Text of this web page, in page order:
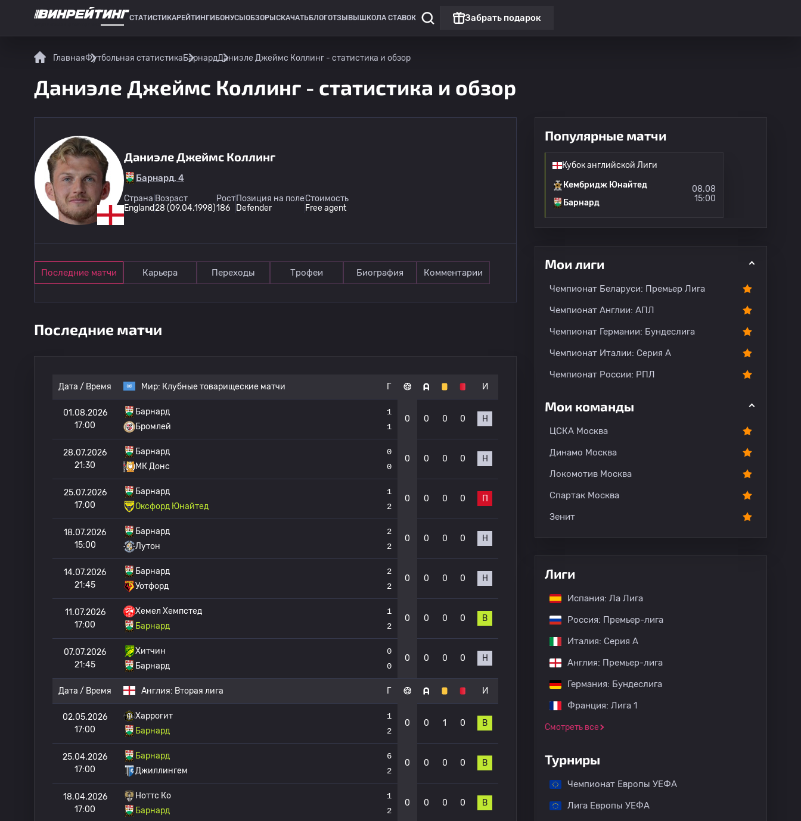
СТАТИСТИКАРЕЙТИНГИ БОНУСЫ ОБЗОРЫ СКАЧАТЬ БЛОГОТЗЫВЫ ШКОЛА СТАВОК Забрать подарок
ГлавнаяФутбольная статистикаБарнардДаниэле Джеймс Коллинг - статистика и обзор
Даниэле Джеймс Коллинг - статистика и обзор
Даниэле Джеймс Коллинг
Барнард, 4
Страна
England
Возраст
28 (09.04.1998)
Рост
186
Позиция на поле
Defender
Стоимость
Free agent
Последние матчи Карьера Переходы Трофеи Биография Комментарии
Последние матчи
Дата / Время Мир: Клубные товарищеские матчи Г И
01.08.2026
17:00
Барнард
Бромлей
1
1
0 0 0 0 Н
28.07.2026
21:30
Барнард
МК Донс
0
0
0 0 0 0 Н
25.07.2026
17:00
Барнард
Оксфорд Юнайтед
1
2
0 0 0 0 П
18.07.2026
15:00
Барнард
Лутон
2
2
0 0 0 0 Н
14.07.2026
21:45
Барнард
Уотфорд
2
2
0 0 0 0 Н
11.07.2026
17:00
Хемел Хемпстед
Барнард
1
2
0 0 0 0 В
07.07.2026
21:45
Хитчин
Барнард
0
0
0 0 0 0 Н
Дата / Время Англия: Вторая лига Г И
02.05.2026
17:00
Харрогит
Барнард
1
2
0 0 1 0 В
25.04.2026
17:00
Барнард
Джиллингем
6
2
0 0 0 0 В
18.04.2026
17:00
Ноттс Ко
Барнард
1
2
0 0 0 0 В
Популярные матчи
Кубок английской Лиги
Кембридж Юнайтед
Барнард
08.08
15:00
Мои лиги
Чемпионат Беларуси: Премьер Лига
Чемпионат Англии: АПЛ
Чемпионат Германии: Бундеслига
Чемпионат Италии: Серия А
Чемпионат России: РПЛ
Мои команды
ЦСКА Москва
Динамо Москва
Локомотив Москва
Спартак Москва
Зенит
Лиги
Испания: Ла Лига
Россия: Премьер-лига
Италия: Серия А
Англия: Премьер-лига
Германия: Бундеслига
Франция: Лига 1
Смотреть все
Турниры
Чемпионат Европы УЕФА
Лига Европы УЕФА